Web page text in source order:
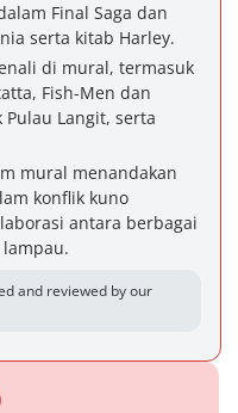
Final Saga dan
serta kitab Harley.
di mural, termasuk
Fish-Men dan
Langit, serta
mural menandakan
konflik kuno
antara berbagai
and reviewed by our